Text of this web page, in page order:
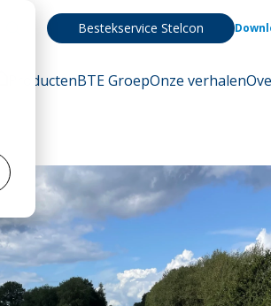
Bestekservice Stelcon
ProductenBTE GroepOnze verhalen